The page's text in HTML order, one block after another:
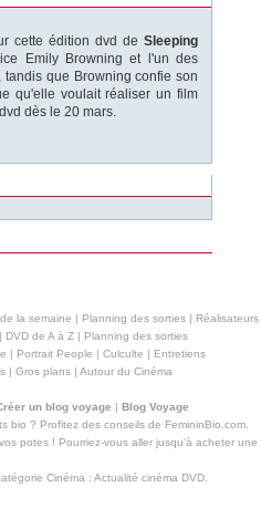
cette édition dvd de Sleeping
Emily Browning et l'un des
que Browning confie son
qu'elle voulait réaliser un film
dès le 20 mars.
la semaine | Planning des sorties| Réalisateurs
DVD de A à Z| Planning des sorties
| Portrait People | Culculte | Entretiens
| Gros plans | Autour du Cinéma
un blog voyage | Blog Voyage
bio ? Profitez des conseils de FemininBio.com.
potes ! Pourriez-vous aller jusqu'à acheter une
Cinéma : Actualité cinéma DVD